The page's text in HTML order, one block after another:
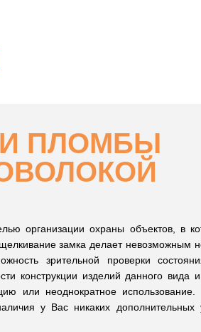
ПЛОМБЫ
организации охраны объектов, в
замка делает невозможным
зрительной проверки
конструкции изделий данного вида
или неоднократное
у Вас никаких дополнительных